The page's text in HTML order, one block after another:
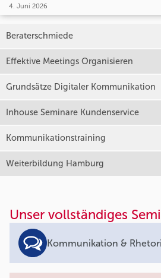
4. Juni 2026
Beraterschmiede
Effektive Meetings Organisieren
Grundsätze Digitaler Kommunikation
Inhouse Seminare Kundenservice
Kommunikationstraining
Weiterbildung Hamburg
Unser vollständiges
Kommunikation &